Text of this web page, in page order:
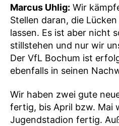
Marcus Uhlig: Wir
Stellen daran, die
lassen. Es ist aber nicht
stillstehen und nur wir
Der VfL Bochum ist
ebenfalls in seinen
Wir haben zwei gute
fertig, bis April bzw. Mai
Jugendstadion fertig.